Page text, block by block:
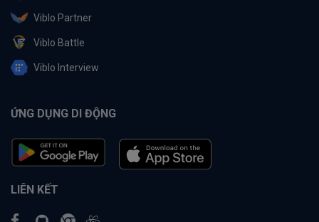
Viblo Partner
Viblo Battle
Viblo Interview
ỨNG DỤNG DI ĐỘNG
LIÊN KẾT